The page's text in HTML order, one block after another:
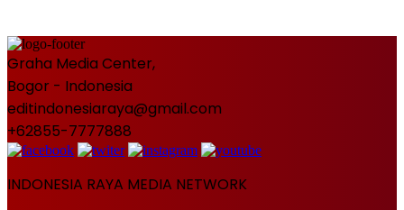
Graha Media Center,
Bogor - Indonesia
editindonesiaraya@gmail.com
+62855-7777888
INDONESIA RAYA MEDIA NETWORK